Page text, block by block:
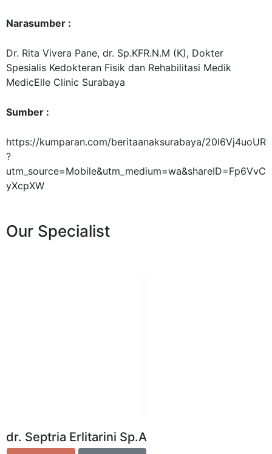
Narasumber :
Dr. Rita Vivera Pane, dr. Sp.KFR.N.M (K), Dokter
Spesialis Kedokteran Fisik dan Rehabilitasi Medik
MedicElle Clinic Surabaya
Sumber :
https://kumparan.com/beritaanaksurabaya/20I6Vj4uoUR
?
utm_source=Mobile&utm_medium=wa&shareID=Fp6VvC
yXcpXW
Our Specialist
dr. Septria Erlitarini Sp.A